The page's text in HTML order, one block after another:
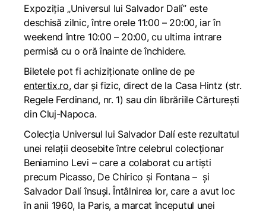
Expoziția „Universul lui Salvador Dalí” este
deschisă zilnic, între orele 11:00 – 20:00, iar în
weekend între 10:00 – 20:00, cu ultima intrare
permisă cu o oră înainte de închidere.
Biletele pot fi achiziționate online de pe
entertix.ro,dar și fizic, direct de la Casa Hintz (str.
Regele Ferdinand, nr. 1) sau din librăriile Cărturești
din Cluj-Napoca.
Colecția Universul lui Salvador Dalíeste rezultatul
unei relații deosebite între celebrul colecționar
Beniamino Levi – care a colaborat cu artiști
precum Picasso, De Chirico și Fontana – și
Salvador Dalí însuși. Întâlnirea lor, care a avut loc
în anii 1960, la Paris, a marcat începutul unei